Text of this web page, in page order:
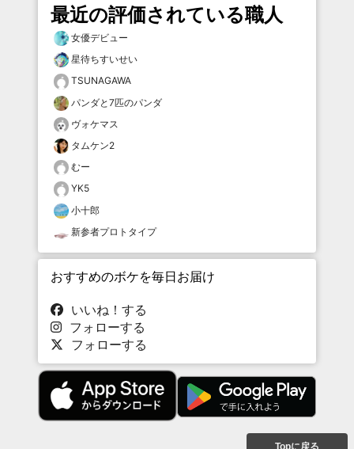
最近の評価されている職人
女優デビュー
星待ちすいせい
TSUNAGAWA
パンダと7匹のパンダ
ヴォケマス
タムケン2
むー
YK5
小十郎
新参者プロトタイプ
おすすめのボケを毎日お届け
いいね！する
フォローする
フォローする
Topに戻る